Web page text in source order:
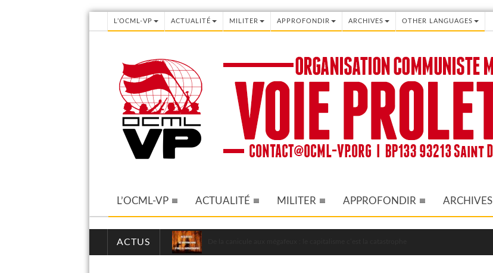
L’OCML-VP ACTUALITÉ MILITER APPROFONDIR ARCHIVES OTHER LANGUAGES
L’OCML-VP ACTUALITÉ MILITER APPROFONDIR ARCHIVES
ACTUS